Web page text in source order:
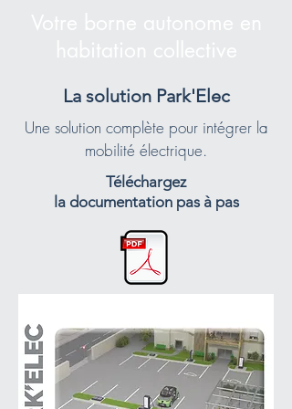
La solution Park'Elec
Une solution complète pour intégrer la
mobilité électrique.
Téléchargez
la documentation pas à pas